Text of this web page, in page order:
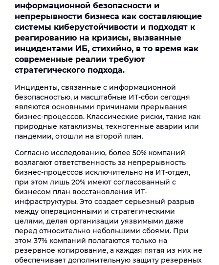
информационной безопасности и
непрерывности бизнеса как составляющие
системы киберустойчивости и подходят к
реагированию на кризисы, вызванные
инцидентами ИБ, стихийно, в то время как
современные реалии требуют
стратегического подхода.
Инциденты, связанные с информационной
безопасностью, и масштабные ИТ-сбои сегодня
являются основными причинами прерывания
бизнес-процессов. Классические риски, такие как
природные катаклизмы, техногенные аварии или
пандемии, отошли на второй план.
Согласно исследованию, более 50% компаний
возлагают ответственность за непрерывность
бизнес-процессов исключительно на ИТ-отдел,
при этом лишь 20% имеют согласованный с
бизнесом план восстановления ИТ-
инфраструктуры. Это создает серьезный разрыв
между операционными и стратегическими
целями, делая организации уязвимыми даже
перед относительно небольшими сбоями. При
этом 37% компаний полагаются только на
резервное копирование, а каждая пятая из них не
обеспечивает дополнительную защиту резервных